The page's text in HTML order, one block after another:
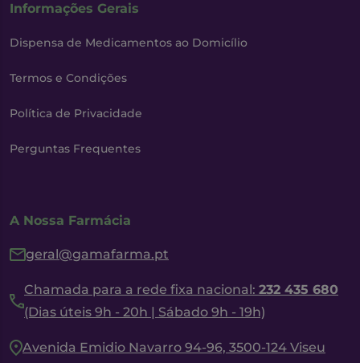
Informações Gerais
Dispensa de Medicamentos ao Domicílio
Termos e Condições
Política de Privacidade
Perguntas Frequentes
A Nossa Farmácia
geral@gamafarma.pt
Chamada para a rede fixa nacional: 232 435 680
(Dias úteis 9h - 20h | Sábado 9h - 19h)
Avenida Emidio Navarro 94-96, 3500-124 Viseu